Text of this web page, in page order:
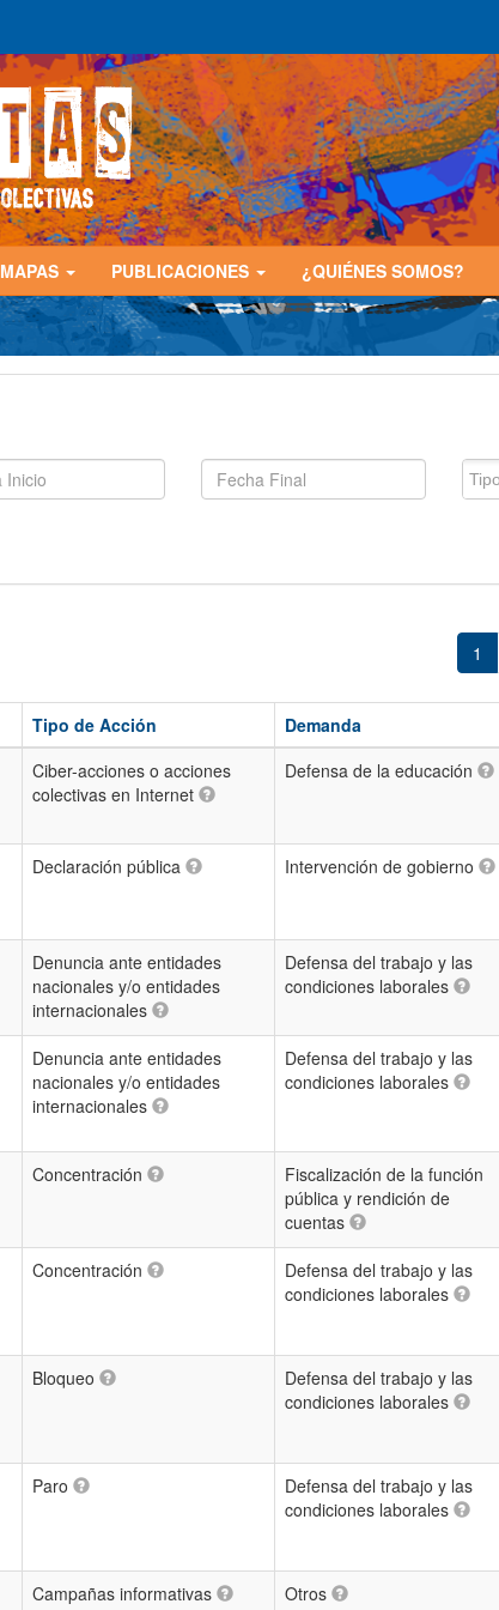
MAPAS PUBLICACIONES ¿QUIÉNES SOMOS?
1
Tipo de Acción Demanda
Ciber-acciones o acciones
colectivas en Internet
Defensa de la educación
Declaración pública Intervención de gobierno
Denuncia ante entidades
nacionales y/o entidades
internacionales
Defensa del trabajo y las
condiciones laborales
Denuncia ante entidades
nacionales y/o entidades
internacionales
Defensa del trabajo y las
condiciones laborales
Concentración
Fiscalización de la función
pública y rendición de
cuentas
Concentración
Defensa del trabajo y las
condiciones laborales
Bloqueo
Defensa del trabajo y las
condiciones laborales
Paro
Defensa del trabajo y las
condiciones laborales
Campañas informativas Otros